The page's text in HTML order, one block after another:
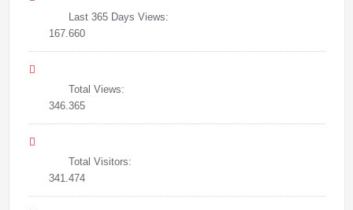
Last 365 Days Views:
167.660
Total Views:
346.365
Total Visitors:
341.474